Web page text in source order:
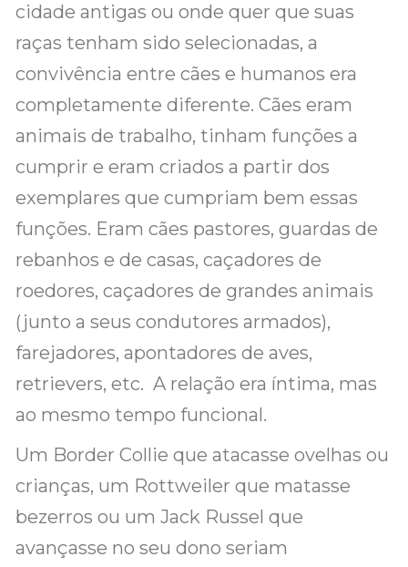
cidade antigas ou onde quer que suas
raças tenham sido selecionadas, a
convivência entre cães e humanos era
completamente diferente. Cães eram
animais de trabalho, tinham funções a
cumprir e eram criados a partir dos
exemplares que cumpriam bem essas
funções. Eram cães pastores, guardas de
rebanhos e de casas, caçadores de
roedores, caçadores de grandes animais
(junto a seus condutores armados),
farejadores, apontadores de aves,
retrievers, etc. A relação era íntima, mas
ao mesmo tempo funcional.
Um Border Collie que atacasse ovelhas ou
crianças, um Rottweiler que matasse
bezerros ou um Jack Russel que
avançasse no seu dono seriam